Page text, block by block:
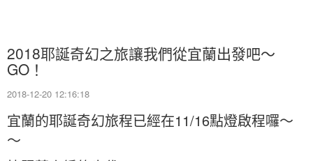
2018耶誕奇幻之旅讓我們從宜蘭出發吧～
GO！
2018-12-20 12:16:18
宜蘭的耶誕奇幻旅程已經在11/16點燈啟程囉～
～